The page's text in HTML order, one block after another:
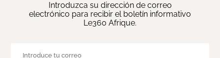
Introduzca su dirección de correo
electrónico para recibir el boletín informativo
Le360 Afrique.